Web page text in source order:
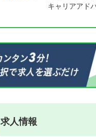
キャリアアド
求人情報